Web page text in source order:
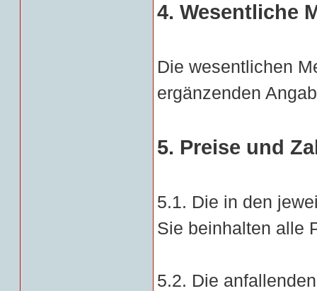
4. Wesentliche
Die wesentlichen
ergänzenden
5. Preise und
5.1. Die in den
Sie beinhalten alle
5.2. Die